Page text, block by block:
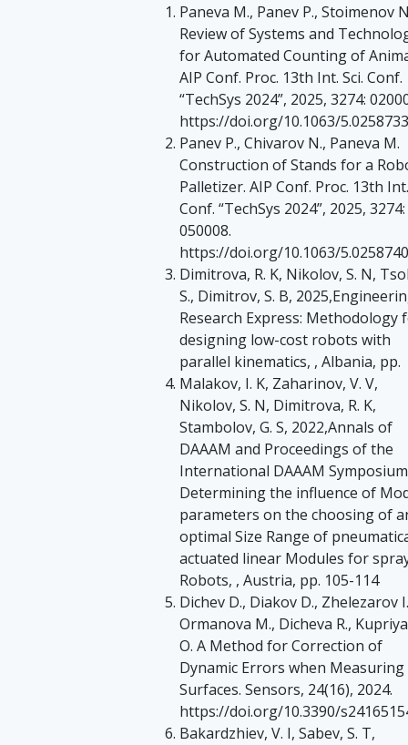
Paneva M., Panev P., Stoimenov
Review of Systems and
for Automated Counting of
AIP Conf. Proc. 13th Int. Sci. Conf.
“TechSys 2024”, 2025, 3274:
https://doi.org/10.1063/5.0258733
Panev P., Chivarov N., Paneva M.
Construction of Stands for a
Palletizer. AIP Conf. Proc. 13th
Conf. “TechSys 2024”, 2025, 3274:
050008.
https://doi.org/10.1063/5.0258740
Dimitrova, R. K, Nikolov, S. N,
S., Dimitrov, S. B,
Research Express: Methodology
designing low-cost robots with
parallel kinematics, , Albania, pp.
Malakov, I. K, Zaharinov, V. V,
Nikolov, S. N, Dimitrova, R. K,
Stambolov, G. S, 2022,Annals of
DAAAM and Proceedings of the
International DAAAM
Determining the influence of
parameters on the choosing of
optimal Size Range of
actuated linear Modules for
Robots, , Austria, pp. 105-114
Dichev D., Diakov D., Zhelezarov
Ormanova M., Dicheva R.,
O. A Method for Correction of
Dynamic Errors when Measuring
Surfaces. Sensors, 24(16), 2024.
https://doi.org/10.3390/
Bakardzhiev, V. I, Sabev, S. T,